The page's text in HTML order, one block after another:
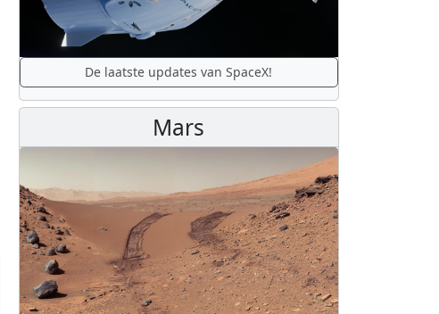
De laatste updates van SpaceX!
Mars